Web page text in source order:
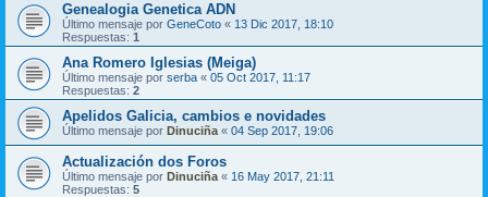
Genealogia Genetica ADN
Último mensaje por GeneCoto « 13 Dic 2017, 18:10
Respuestas: 1
Ana Romero Iglesias (Meiga)
Último mensaje por serba « 05 Oct 2017, 11:17
Respuestas: 2
Apelidos Galicia, cambios e novidades
Último mensaje por Dinuciña « 04 Sep 2017, 19:06
Actualización dos Foros
Último mensaje por Dinuciña « 16 May 2017, 21:11
Respuestas: 5